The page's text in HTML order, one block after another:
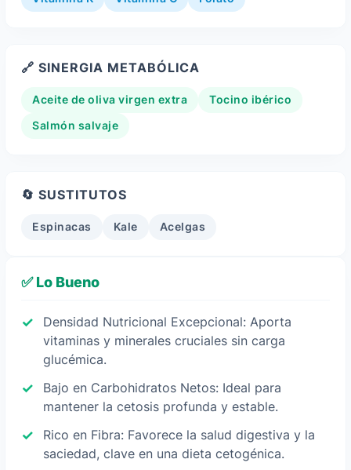
🔗 SINERGIA METABÓLICA
Aceite de oliva virgen extra Tocino ibérico
Salmón salvaje
🔄 SUSTITUTOS
Espinacas Kale Acelgas
✅ Lo Bueno
Densidad Nutricional Excepcional: Aporta
vitaminas y minerales cruciales sin carga
glucémica.
Bajo en Carbohidratos Netos: Ideal para
mantener la cetosis profunda y estable.
Rico en Fibra: Favorece la salud digestiva y la
saciedad, clave en una dieta cetogénica.